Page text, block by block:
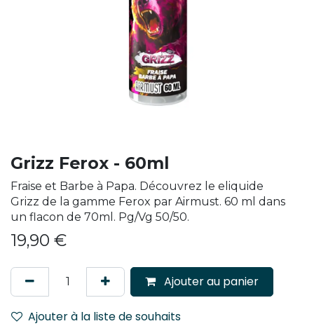
Grizz Ferox - 60ml
Fraise et Barbe à Papa. Découvrez le eliquide
Grizz de la gamme Ferox par Airmust. 60 ml dans
un flacon de 70ml. Pg/Vg 50/50.
19,90 €
Ajouter au panier
Ajouter à la liste de souhaits